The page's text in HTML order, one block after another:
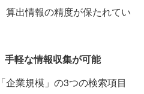
算出情報の精度が保たれてい
手軽な情報収集が可能
企業規模」の3つの検索項目